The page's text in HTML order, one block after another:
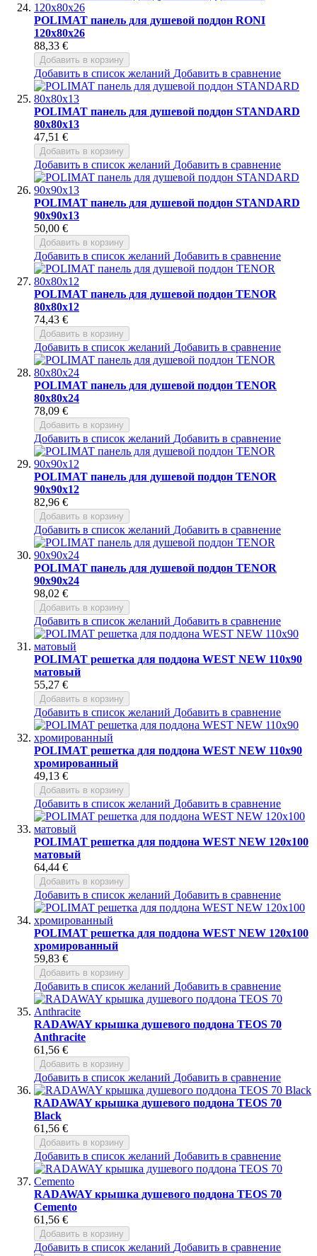
POLIMAT панель для душевой поддон RONI
120x80x26
88,33 €
Добавить в корзину
Добавить в список желаний Добавить в сравнение
POLIMAT панель для душевой поддон STANDARD
80x80x13
47,51 €
Добавить в корзину
Добавить в список желаний Добавить в сравнение
POLIMAT панель для душевой поддон STANDARD
90x90x13
50,00 €
Добавить в корзину
Добавить в список желаний Добавить в сравнение
POLIMAT панель для душевой поддон TENOR
80x80x12
74,43 €
Добавить в корзину
Добавить в список желаний Добавить в сравнение
POLIMAT панель для душевой поддон TENOR
80x80x24
78,09 €
Добавить в корзину
Добавить в список желаний Добавить в сравнение
POLIMAT панель для душевой поддон TENOR
90x90x12
82,96 €
Добавить в корзину
Добавить в список желаний Добавить в сравнение
POLIMAT панель для душевой поддон TENOR
90x90x24
98,02 €
Добавить в корзину
Добавить в список желаний Добавить в сравнение
POLIMAT решетка для поддона WEST NEW 110x90
матовый
55,27 €
Добавить в корзину
Добавить в список желаний Добавить в сравнение
POLIMAT решетка для поддона WEST NEW 110x90
хромированный
49,13 €
Добавить в корзину
Добавить в список желаний Добавить в сравнение
POLIMAT решетка для поддона WEST NEW 120x100
матовый
64,44 €
Добавить в корзину
Добавить в список желаний Добавить в сравнение
POLIMAT решетка для поддона WEST NEW 120x100
хромированный
59,83 €
Добавить в корзину
Добавить в список желаний Добавить в сравнение
RADAWAY крышка душевого поддона TEOS 70
Anthracite
61,56 €
Добавить в корзину
Добавить в список желаний Добавить в сравнение
RADAWAY крышка душевого поддона TEOS 70
Black
61,56 €
Добавить в корзину
Добавить в список желаний Добавить в сравнение
RADAWAY крышка душевого поддона TEOS 70
Cemento
61,56 €
Добавить в корзину
Добавить в список желаний Добавить в сравнение